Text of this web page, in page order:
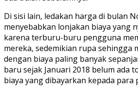
Di sisi lain, ledakan harga di bulan
menyebabkan lonjakan biaya yang
karena terburu-buru pengguna
mereka, sedemikian rupa sehingga
dengan biaya paling banyak
baru sejak Januari 2018 belum ada
biaya yang dibayarkan kepada para